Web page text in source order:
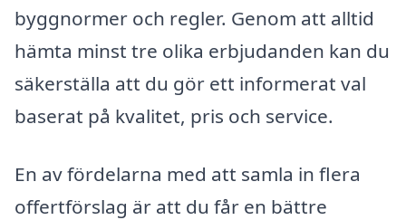
byggnormer och regler. Genom att alltid
hämta minst tre olika erbjudanden kan du
säkerställa att du gör ett informerat val
baserat på kvalitet, pris och service.
En av fördelarna med att samla in flera
offertförslag är att du får en bättre